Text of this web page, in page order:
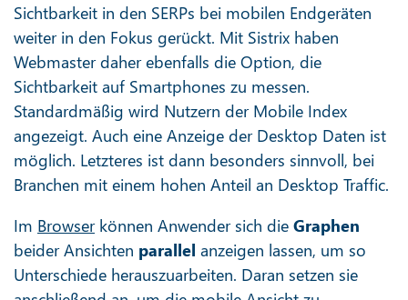
Sichtbarkeit in den SERPs bei mobilen Endgeräten
weiter in den Fokus gerückt. Mit Sistrix haben
Webmaster daher ebenfalls die Option, die
Sichtbarkeit auf Smartphones zu messen.
Standardmäßig wird Nutzern der Mobile Index
angezeigt. Auch eine Anzeige der Desktop Daten ist
möglich. Letzteres ist dann besonders sinnvoll, bei
Branchen mit einem hohen Anteil an Desktop Traffic.
Im Browserkönnen Anwender sich die Graphen
beider Ansichten parallel anzeigen lassen, um so
Unterschiede herauszuarbeiten. Daran setzen sie